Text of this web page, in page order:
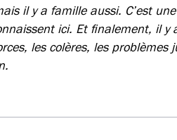
il y a famille aussi. C’est
ici. Et finalement, il y
les colères, les